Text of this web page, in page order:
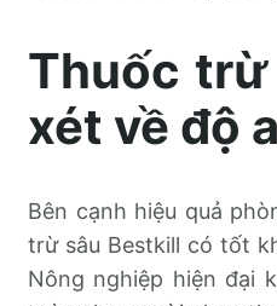
Thuốc
xét về độ
Bên cạnh hiệu quả
trừ sâu Bestkill có tốt
Nông nghiệp hiện đại